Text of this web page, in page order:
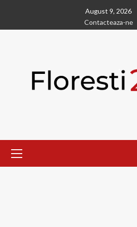
content
August 9, 2026
Contacteaza-ne
Menu